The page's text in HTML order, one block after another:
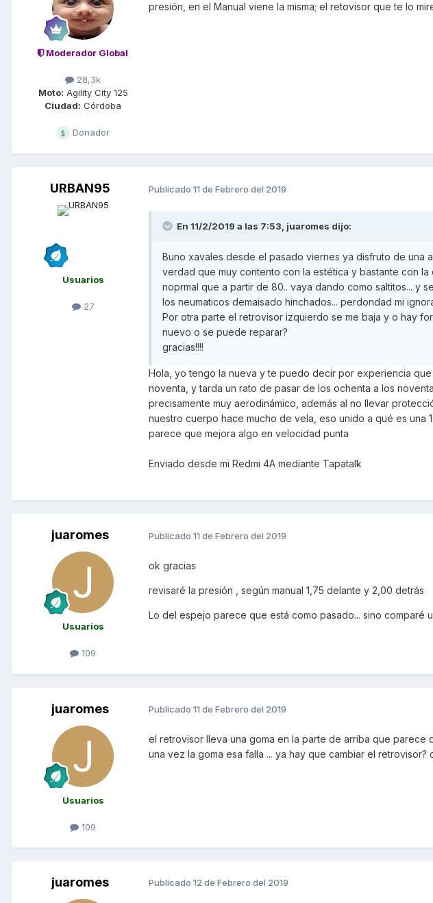
Moderador Global
28,3k
Moto: Agility City 125
Ciudad: Córdoba
Donador
presión, en el Manual viene la misma; el retovisor que te lo
URBAN95
Usuarios
27
Publicado 11 de Febrero del 2019
En 11/2/2019 a las 7:53, juaromes dijo:
Buno xavales desde el pasado viernes ya disfruto de una
verdad que muy contento con la estética y bastante con
noprmal que a partir de 80.. vaya dando como saltitos... y
los neumaticos demaisado hinchados... perdondad mi
Por otra parte el retrovisor izquierdo se me baja y o hay
nuevo o se puede reparar?
gracias!!!!
Hola, yo tengo la nueva y te puedo decir por experiencia
noventa, y tarda un rato de pasar de los ochenta a los
precisamente muy aerodinámico, además al no llevar
nuestro cuerpo hace mucho de vela, eso unido a qué es una
parece que mejora algo en velocidad punta
Enviado desde mi Redmi 4A mediante Tapatalk
juaromes
Usuarios
109
Publicado 11 de Febrero del 2019
ok gracias
revisaré la presión , según manual 1,75 delante y 2,00 detrás
Lo del espejo parece que está como pasado... sino comparé
juaromes
Usuarios
109
Publicado 11 de Febrero del 2019
el retrovisor lleva una goma en la parte de arriba que parece
una vez la goma esa falla ... ya hay que cambiar el retrovisor?
juaromes Publicado 12 de Febrero del 2019